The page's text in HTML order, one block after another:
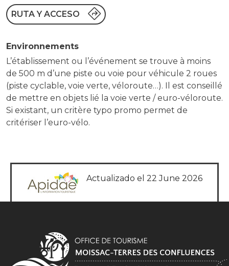
RUTA Y ACCESO
Environnements
L’établissement ou l’événement se trouve à moins
de 500 m d’une piste ou voie pour véhicule 2 roues
(piste cyclable, voie verte, véloroute…). Il est conseillé
de mettre en objets lié la voie verte / euro-véloroute.
Si existant, un critère typo promo permet de
critériser l’euro-vélo.
Actualizado el 22 June 2026